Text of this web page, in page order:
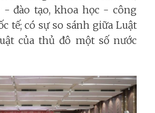
- đào tạo, khoa học - công
tế; có sự so sánh giữa Luật
của thủ đô một số nước